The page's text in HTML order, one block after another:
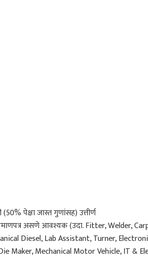
पेक्षा जास्त गुणांसह) उत्तीर्ण
असणे आवश्यक (उदा. Fitter, Welder,
Diesel, Lab Assistant, Turner,
Maker, Mechanical Motor Vehicle, IT &